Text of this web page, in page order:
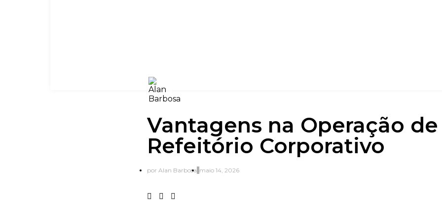
Vantagens na Operação
Refeitório Corporativo
por Alan Barbosa maio 14, 2026